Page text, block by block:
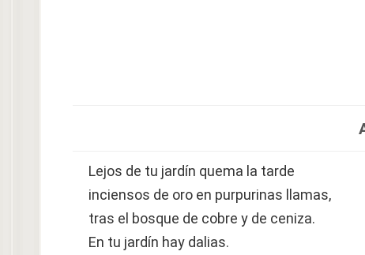
Lejos de tu jardín quema la tarde
inciensos de oro en purpurinas llamas,
tras el bosque de cobre y de ceniza.
En tu jardín hay dalias.